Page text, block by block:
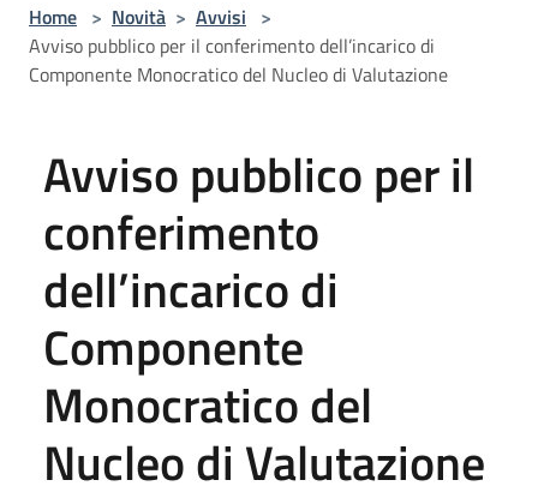
Home > Novità > Avvisi >
Avviso pubblico per il conferimento dell’incarico di
Componente Monocratico del Nucleo di Valutazione
Avviso pubblico per il
conferimento
dell’incarico di
Componente
Monocratico del
Nucleo di Valutazione